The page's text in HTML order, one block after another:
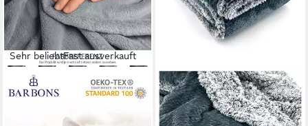
Sehr beliebtFast ausverkauft
BARBONS
Wohndecke, flauschige
HEIMTEXLAND
Wohndecke Flauschig warme
Kuscheldecke Samt Jaquard